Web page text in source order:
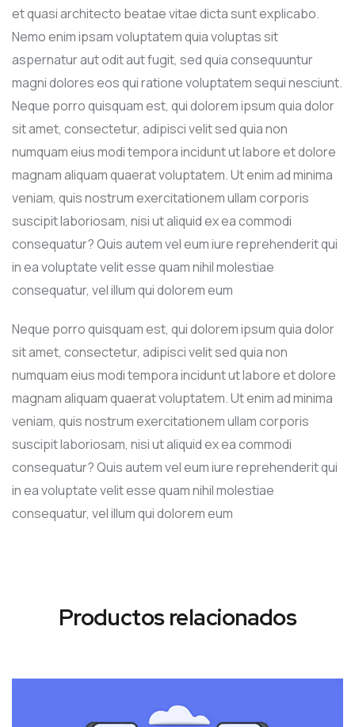
et quasi architecto beatae vitae dicta sunt explicabo.
Nemo enim ipsam voluptatem quia voluptas sit
aspernatur aut odit aut fugit, sed quia consequuntur
magni dolores eos qui ratione voluptatem sequi nesciunt.
Neque porro quisquam est, qui dolorem ipsum quia dolor
sit amet, consectetur, adipisci velit sed quia non
numquam eius modi tempora incidunt ut labore et dolore
magnam aliquam quaerat voluptatem. Ut enim ad minima
veniam, quis nostrum exercitationem ullam corporis
suscipit laboriosam, nisi ut aliquid ex ea commodi
consequatur? Quis autem vel eum iure reprehenderit qui
in ea voluptate velit esse quam nihil molestiae
consequatur, vel illum qui dolorem eum
Neque porro quisquam est, qui dolorem ipsum quia dolor
sit amet, consectetur, adipisci velit sed quia non
numquam eius modi tempora incidunt ut labore et dolore
magnam aliquam quaerat voluptatem. Ut enim ad minima
veniam, quis nostrum exercitationem ullam corporis
suscipit laboriosam, nisi ut aliquid ex ea commodi
consequatur? Quis autem vel eum iure reprehenderit qui
in ea voluptate velit esse quam nihil molestiae
consequatur, vel illum qui dolorem eum
Productos relacionados